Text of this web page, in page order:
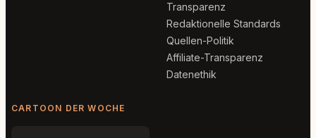
Transparenz
Redaktionelle Standards
Quellen-Politik
Affiliate-Transparenz
Datenethik
CARTOON DER WOCHE